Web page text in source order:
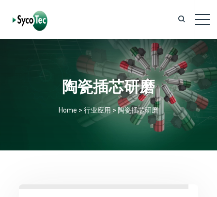
陶瓷插芯研磨
Home > 行业应用 > 陶瓷插芯研磨